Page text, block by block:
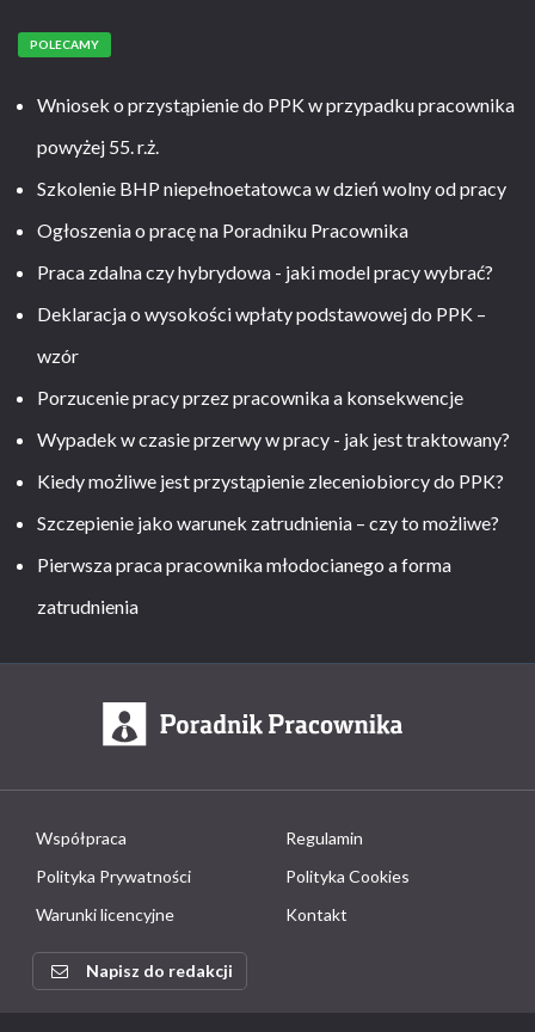
POLECAMY
Wniosek o przystąpienie do PPK w przypadku pracownika
powyżej 55. r.ż.
Szkolenie BHP niepełnoetatowca w dzień wolny od pracy
Ogłoszenia o pracę na Poradniku Pracownika
Praca zdalna czy hybrydowa - jaki model pracy wybrać?
Deklaracja o wysokości wpłaty podstawowej do PPK –
wzór
Porzucenie pracy przez pracownika a konsekwencje
Wypadek w czasie przerwy w pracy - jak jest traktowany?
Kiedy możliwe jest przystąpienie zleceniobiorcy do PPK?
Szczepienie jako warunek zatrudnienia – czy to możliwe?
Pierwsza praca pracownika młodocianego a forma
zatrudnienia
Współpraca
Regulamin
Polityka Prywatności
Polityka Cookies
Warunki licencyjne
Kontakt
Napisz do redakcji